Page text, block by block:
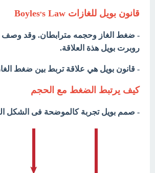
قانون بويل للغازات Boyles ,s Law
- ضغط الغاز وحجمه مترابطان. وقد وصف
روبرت بويل هذة العلاقة.
- قانون بويل هي علاقة تربط بين ضغط
كيف يرتبط الضغط مع الحجم
- صمم بويل تجربة كالموضحة فى الشكل